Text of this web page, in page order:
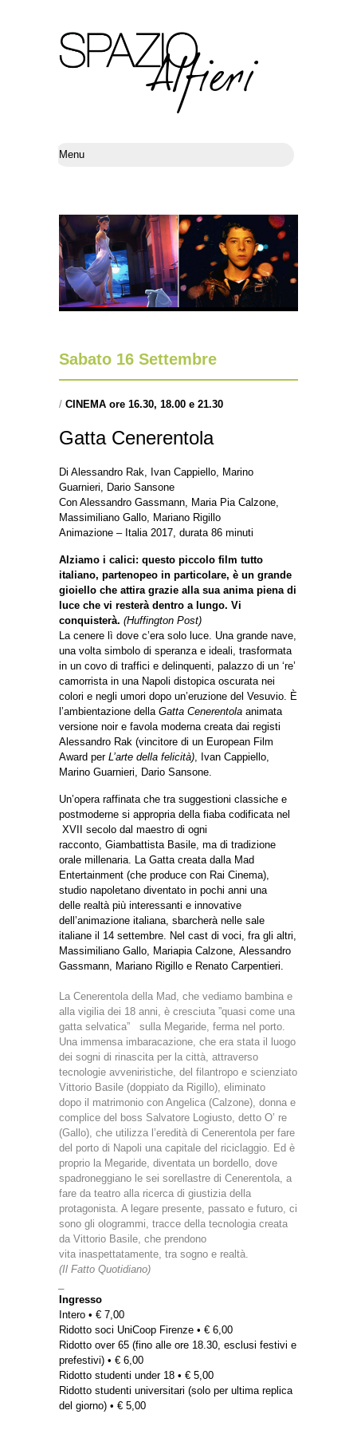
Sabato 16 Settembre
/ CINEMA ore 16.30, 18.00 e 21.30
Gatta Cenerentola
Di Alessandro Rak, Ivan Cappiello, Marino
Guarnieri, Dario Sansone
Con Alessandro Gassmann, Maria Pia Calzone,
Massimiliano Gallo, Mariano Rigillo
Animazione – Italia 2017, durata 86 minuti
Alziamo i calici: questo piccolo film tutto
italiano, partenopeo in particolare, è un grande
gioiello che attira grazie alla sua anima piena di
luce che vi resterà dentro a lungo. Vi
conquisterà. (Huffington Post)
La cenere lì dove c’era solo luce. Una grande nave,
una volta simbolo di speranza e ideali, trasformata
in un covo di traffici e delinquenti, palazzo di un ‘re’
camorrista in una Napoli distopica oscurata nei
colori e negli umori dopo un’eruzione del Vesuvio. È
l’ambientazione della Gatta Cenerentola animata
versione noir e favola moderna creata dai registi
Alessandro Rak (vincitore di un European Film
Award per L’arte della felicità), Ivan Cappiello,
Marino Guarnieri, Dario Sansone.
Un’opera raffinata che tra suggestioni classiche e
postmoderne si appropria della fiaba codificata nel
XVII secolo dal maestro di ogni
racconto, Giambattista Basile, ma di tradizione
orale millenaria. La Gatta creata dalla Mad
Entertainment (che produce con Rai Cinema),
studio napoletano diventato in pochi anni una
delle realtà più interessanti e innovative
dell’animazione italiana, sbarcherà nelle sale
italiane il 14 settembre. Nel cast di voci, fra gli altri,
Massimiliano Gallo, Mariapia Calzone, Alessandro
Gassmann, Mariano Rigillo e Renato Carpentieri.
La Cenerentola della Mad, che vediamo bambina e
alla vigilia dei 18 anni, è cresciuta ”quasi come una
gatta selvatica” sulla Megaride, ferma nel porto.
Una immensa imbaracazione, che era stata il luogo
dei sogni di rinascita per la città, attraverso
tecnologie avveniristiche, del filantropo e scienziato
Vittorio Basile (doppiato da Rigillo), eliminato
dopo il matrimonio con Angelica (Calzone), donna e
complice del boss Salvatore Logiusto, detto O’ re
(Gallo), che utilizza l’eredità di Cenerentola per fare
del porto di Napoli una capitale del riciclaggio. Ed è
proprio la Megaride, diventata un bordello, dove
spadroneggiano le sei sorellastre di Cenerentola, a
fare da teatro alla ricerca di giustizia della
protagonista. A legare presente, passato e futuro, ci
sono gli ologrammi, tracce della tecnologia creata
da Vittorio Basile, che prendono
vita inaspettatamente, tra sogno e realtà.
(Il Fatto Quotidiano)
Ingresso
Intero • € 7,00
Ridotto soci UniCoop Firenze • € 6,00
Ridotto over 65 (fino alle ore 18.30, esclusi festivi e
prefestivi) • € 6,00
Ridotto studenti under 18 • € 5,00
Ridotto studenti universitari (solo per ultima replica
del giorno) • € 5,00